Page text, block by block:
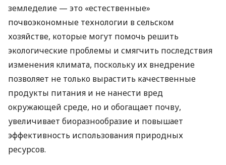
земледелие — это «естественные»
почвоэкономные технологии в сельском
хозяйстве, которые могут помочь решить
экологические проблемы и смягчить последствия
изменения климата, поскольку их внедрение
позволяет не только вырастить качественные
продукты питания и не нанести вред
окружающей среде, но и обогащает почву,
увеличивает биоразнообразие и повышает
эффективность использования природных
ресурсов.